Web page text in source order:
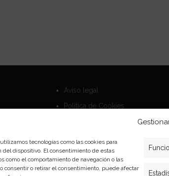
tecnologías como las cookies para
del dispositivo. El consentimiento de estas
como el comportamiento de navegación o las
consentir o retirar el consentimiento, puede afectar
Aviso legal
Política de Cookies